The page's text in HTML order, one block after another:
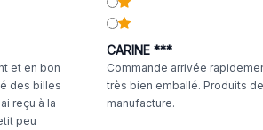
et en bon
des billes
reçu à la
peu
CARINE ***
Commande arrivée
très bien emballé. Produits
manufacture.